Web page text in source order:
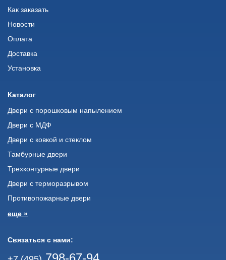
Как заказать
Новости
Оплата
Доставка
Установка
Каталог
Двери с порошковым напылением
Двери с МДФ
Двери с ковкой и стеклом
Тамбурные двери
Трехконтурные двери
Двери с терморазрывом
Противопожарные двери
еще »
Связаться с нами: